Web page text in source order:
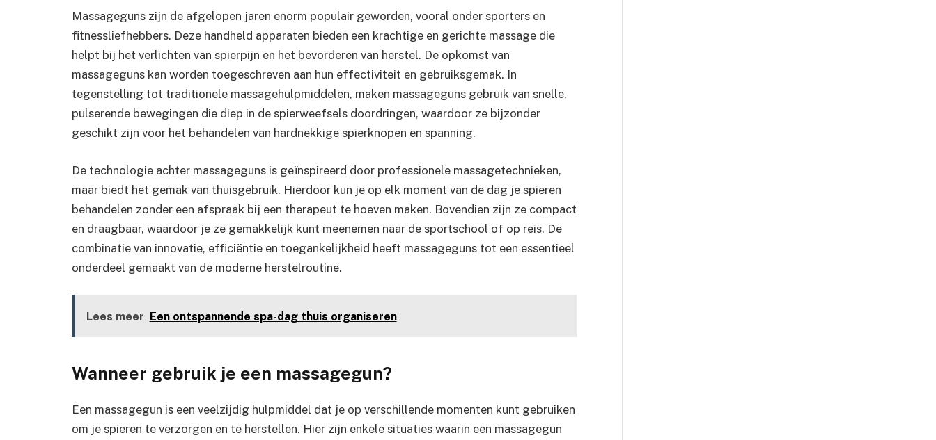
Massageguns zijn de afgelopen jaren enorm populair geworden, vooral onder sporters en
fitnessliefhebbers. Deze handheld apparaten bieden een krachtige en gerichte massage die
helpt bij het verlichten van spierpijn en het bevorderen van herstel. De opkomst van
massageguns kan worden toegeschreven aan hun effectiviteit en gebruiksgemak. In
tegenstelling tot traditionele massagehulpmiddelen, maken massageguns gebruik van snelle,
pulserende bewegingen die diep in de spierweefsels doordringen, waardoor ze bijzonder
geschikt zijn voor het behandelen van hardnekkige spierknopen en spanning.
De technologie achter massageguns is geïnspireerd door professionele massagetechnieken,
maar biedt het gemak van thuisgebruik. Hierdoor kun je op elk moment van de dag je spieren
behandelen zonder een afspraak bij een therapeut te hoeven maken. Bovendien zijn ze compact
en draagbaar, waardoor je ze gemakkelijk kunt meenemen naar de sportschool of op reis. De
combinatie van innovatie, efficiëntie en toegankelijkheid heeft massageguns tot een essentieel
onderdeel gemaakt van de moderne herstelroutine.
Lees meer Een ontspannende spa-dag thuis organiseren
Wanneer gebruik je een massagegun?
Een massagegun is een veelzijdig hulpmiddel dat je op verschillende momenten kunt gebruiken
om je spieren te verzorgen en te herstellen. Hier zijn enkele situaties waarin een massagegun